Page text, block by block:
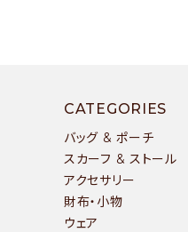
CATEGORIES
バッグ & ポーチ
スカーフ & ストール
アクセサリー
財布・小物
ウェア